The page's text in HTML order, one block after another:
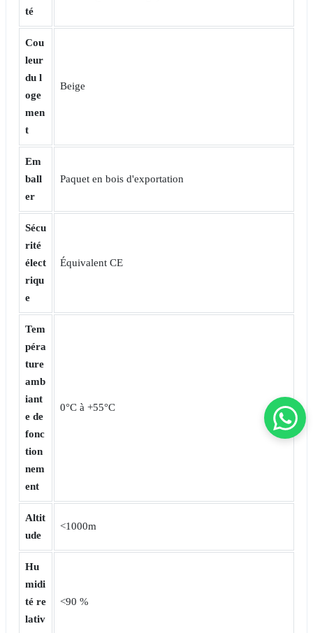
té
Cou
leur
du l
oge
men
t
Beige
Em
ball
er
Paquet en bois d'exportation
Sécu
rité
élect
riqu
e
Équivalent CE
Tem
péra
ture
amb
iant
e de
fonc
tion
nem
ent
0°C à +55°C
Altit
ude
<1000m
Hu
midi
té re
lativ
<90 %